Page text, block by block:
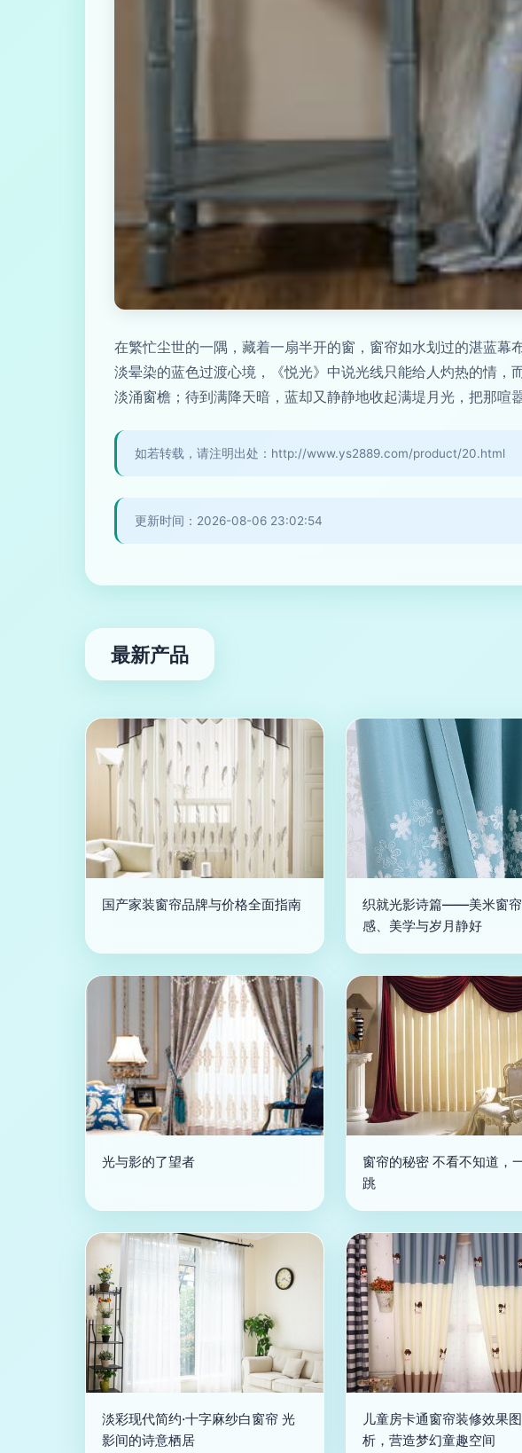
在繁忙尘世的一隅，藏着一扇半开的窗，窗帘如水划过的湛蓝
淡晕染的蓝色过渡心境，《悦光》中说光线只能给人灼热的情
淡涌窗檐；待到满降天暗，蓝却又静静地收起满堤月光，把那喧
如若转载，请注明出处：http://www.ys2889.com/product/20.html
更新时间：2026-08-06 23:02:54
最新产品
国产家装窗帘品牌与价格全面指南
织就光影诗篇——美米窗
感、美学与岁月静好
光与影的了望者
窗帘的秘密 不看不知道，
跳
淡彩现代简约·十字麻纱白窗帘 光
影间的诗意栖居
儿童房卡通窗帘装修效果
析，营造梦幻童趣空间